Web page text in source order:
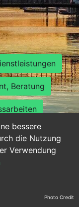
bessere
die Nutzung
Verwendung
Beratung
Photo Credit